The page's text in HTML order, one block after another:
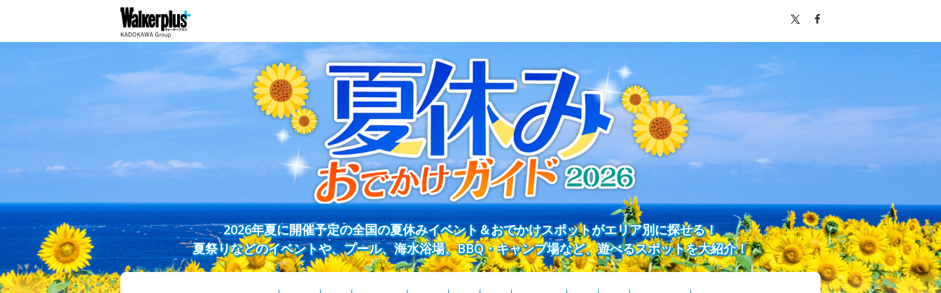
2026年夏に開催予定の全国の夏休みイベント＆おでかけスポットがエリア別に探せる！
夏祭りなどのイベントや、プール、海水浴場、BBQ・キャンプ場など、遊べるスポットを大紹介！